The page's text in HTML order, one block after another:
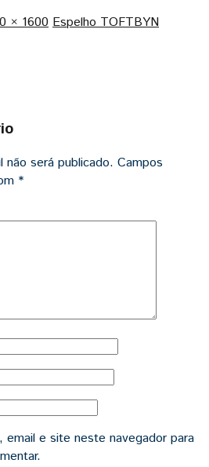
× 1600 Espelho TOFTBYN
será publicado. Campos
*
email e site neste navegador para